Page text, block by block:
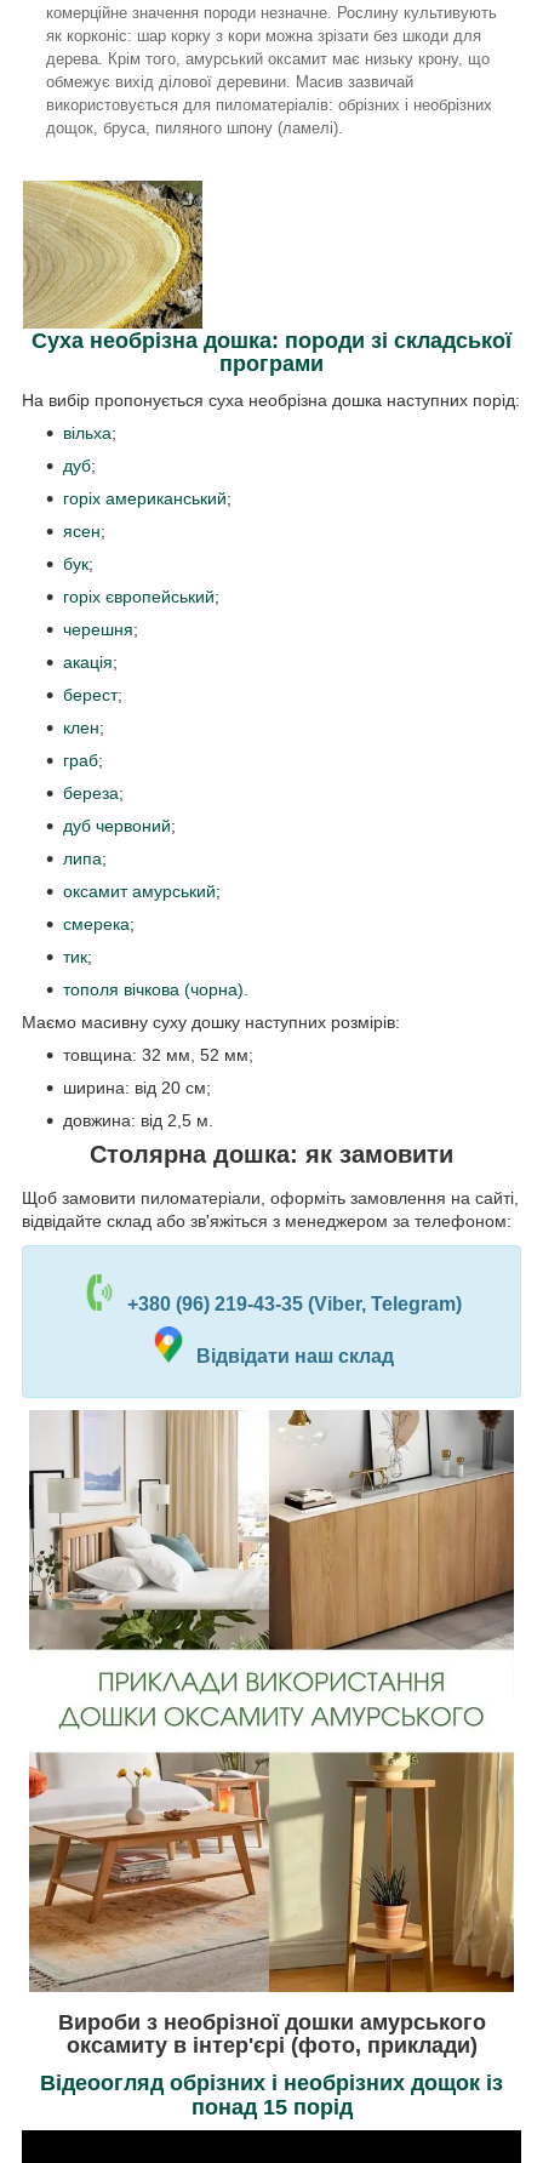
комерційне значення породи незначне. Рослину культивують
як корконіс: шар корку з кори можна зрізати без шкоди для
дерева. Крім того, амурський оксамит має низьку крону, що
обмежує вихід ділової деревини. Масив зазвичай
використовується для пиломатеріалів: обрізних і необрізних
дощок, бруса, пиляного шпону (ламелі).
Суха необрізна дошка: породи зі складської
програми
На вибір пропонується суха необрізна дошка наступних порід:
вільха;
дуб;
горіх американський;
ясен;
бук;
горіх європейський;
черешня;
акація;
берест;
клен;
граб;
береза;
дуб червоний;
липа;
оксамит амурський;
смерека;
тик;
тополя вічкова (чорна).
Маємо масивну суху дошку наступних розмірів:
товщина: 32 мм, 52 мм;
ширина: від 20 см;
довжина: від 2,5 м.
Столярна дошка: як замовити
Щоб замовити пиломатеріали, оформіть замовлення на сайті,
відвідайте склад або зв'яжіться з менеджером за телефоном:
+380 (96) 219-43-35 (Viber, Telegram)
Відвідати наш склад
Вироби з необрізної дошки амурського
оксамиту в інтер'єрі (фото, приклади)
Відеоогляд обрізних і необрізних дощок із
понад 15 порід